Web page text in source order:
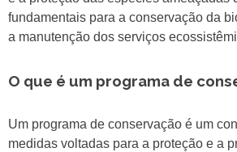
fundamentais para a conservação da
a manutenção dos serviços
O que é um programa de
Um programa de conservação é um
medidas voltadas para a proteção e a